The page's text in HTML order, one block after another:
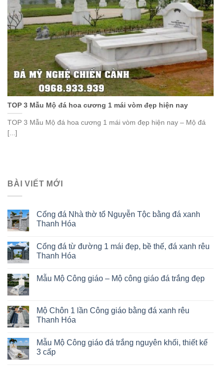
TOP 3 Mẫu Mộ đá hoa cương 1 mái vòm đẹp hiện nay
TOP 3 Mẫu Mộ đá hoa cương 1 mái vòm đẹp hiện nay – Mộ đá
[...]
BÀI VIẾT MỚI
Cổng đá Nhà thờ tổ Nguyễn Tộc bằng đá xanh
Thanh Hóa
Cổng đá từ đường 1 mái đẹp, bề thế, đá xanh rêu
Thanh Hóa
Mẫu Mộ Công giáo – Mộ công giáo đá trắng đẹp
Mộ Chôn 1 lần Công giáo bằng đá xanh rêu
Thanh Hóa
Mẫu Mộ Công giáo đá trắng nguyên khối, thiết kế
3 cấp